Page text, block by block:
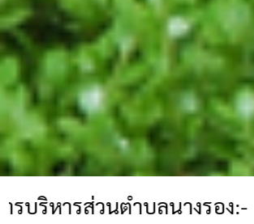
ตำบลนางรอง:-